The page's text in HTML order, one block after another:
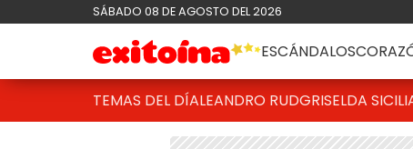
SÁBADO 08 DE AGOSTO DEL 2026
ESCÁNDALOS
TEMAS DEL DÍALEANDRO RUDGRISELDA